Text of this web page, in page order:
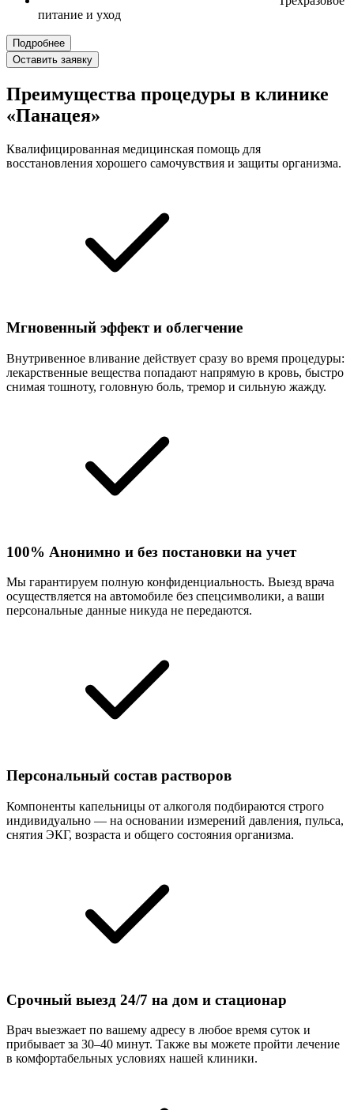
питание и уход
Подробнее
Оставить заявку
Преимущества процедуры в клинике
«Панацея»
Квалифицированная медицинская помощь для
восстановления хорошего самочувствия и защиты организма.
Мгновенный эффект и облегчение
Внутривенное вливание действует сразу во время процедуры:
лекарственные вещества попадают напрямую в кровь, быстро
снимая тошноту, головную боль, тремор и сильную жажду.
100% Анонимно и без постановки на учет
Мы гарантируем полную конфиденциальность. Выезд врача
осуществляется на автомобиле без спецсимволики, а ваши
персональные данные никуда не передаются.
Персональный состав растворов
Компоненты капельницы от алкоголя подбираются строго
индивидуально — на основании измерений давления, пульса,
снятия ЭКГ, возраста и общего состояния организма.
Срочный выезд 24/7 на дом и стационар
Врач выезжает по вашему адресу в любое время суток и
прибывает за 30–40 минут. Также вы можете пройти лечение
в комфортабельных условиях нашей клиники.